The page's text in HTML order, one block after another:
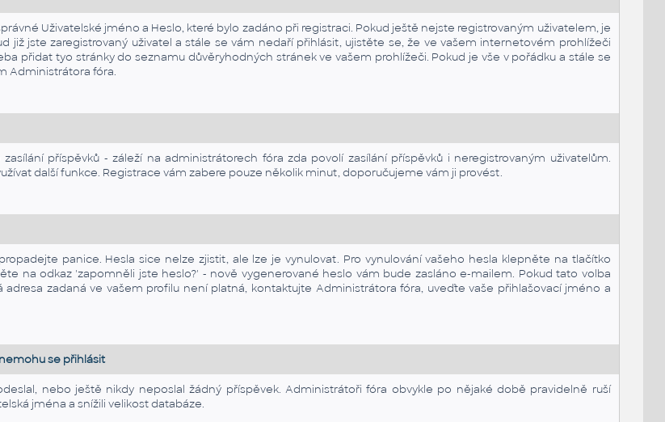
Uživatelské jméno a Heslo, které bylo zadáno při registraci. Pokud ještě nejste registrovaným uživatelem, je
již jste zaregistrovaný uživatel a stále se vám nedaří přihlásit, ujistěte se, že ve vašem internetovém prohlížeči
přidat tyo stránky do seznamu důvěryhodných stránek ve vašem prohlížeči. Pokud je vše v pořádku a stále se
Administrátora fóra.
příspěvků - záleží na administrátorech fóra zda povolí zasílání příspěvků i neregistrovaným uživatelům.
další funkce. Registrace vám zabere pouze několik minut, doporučujeme vám ji provést.
panice. Hesla sice nelze zjistit, ale lze je vynulovat. Pro vynulování vašeho hesla klepněte na tlačítko
na odkaz 'zapomněli jste heslo?' - nově vygenerované heslo vám bude zasláno e-mailem. Pokud tato volba
zadaná ve vašem profilu není platná, kontaktujte Administrátora fóra, uveďte vaše přihlašovací jméno a
se přihlásit
nebo ještě nikdy neposlal žádný příspěvek. Administrátoři fóra obvykle po nějaké době pravidelně ruší
jména a snížili velikost databáze.